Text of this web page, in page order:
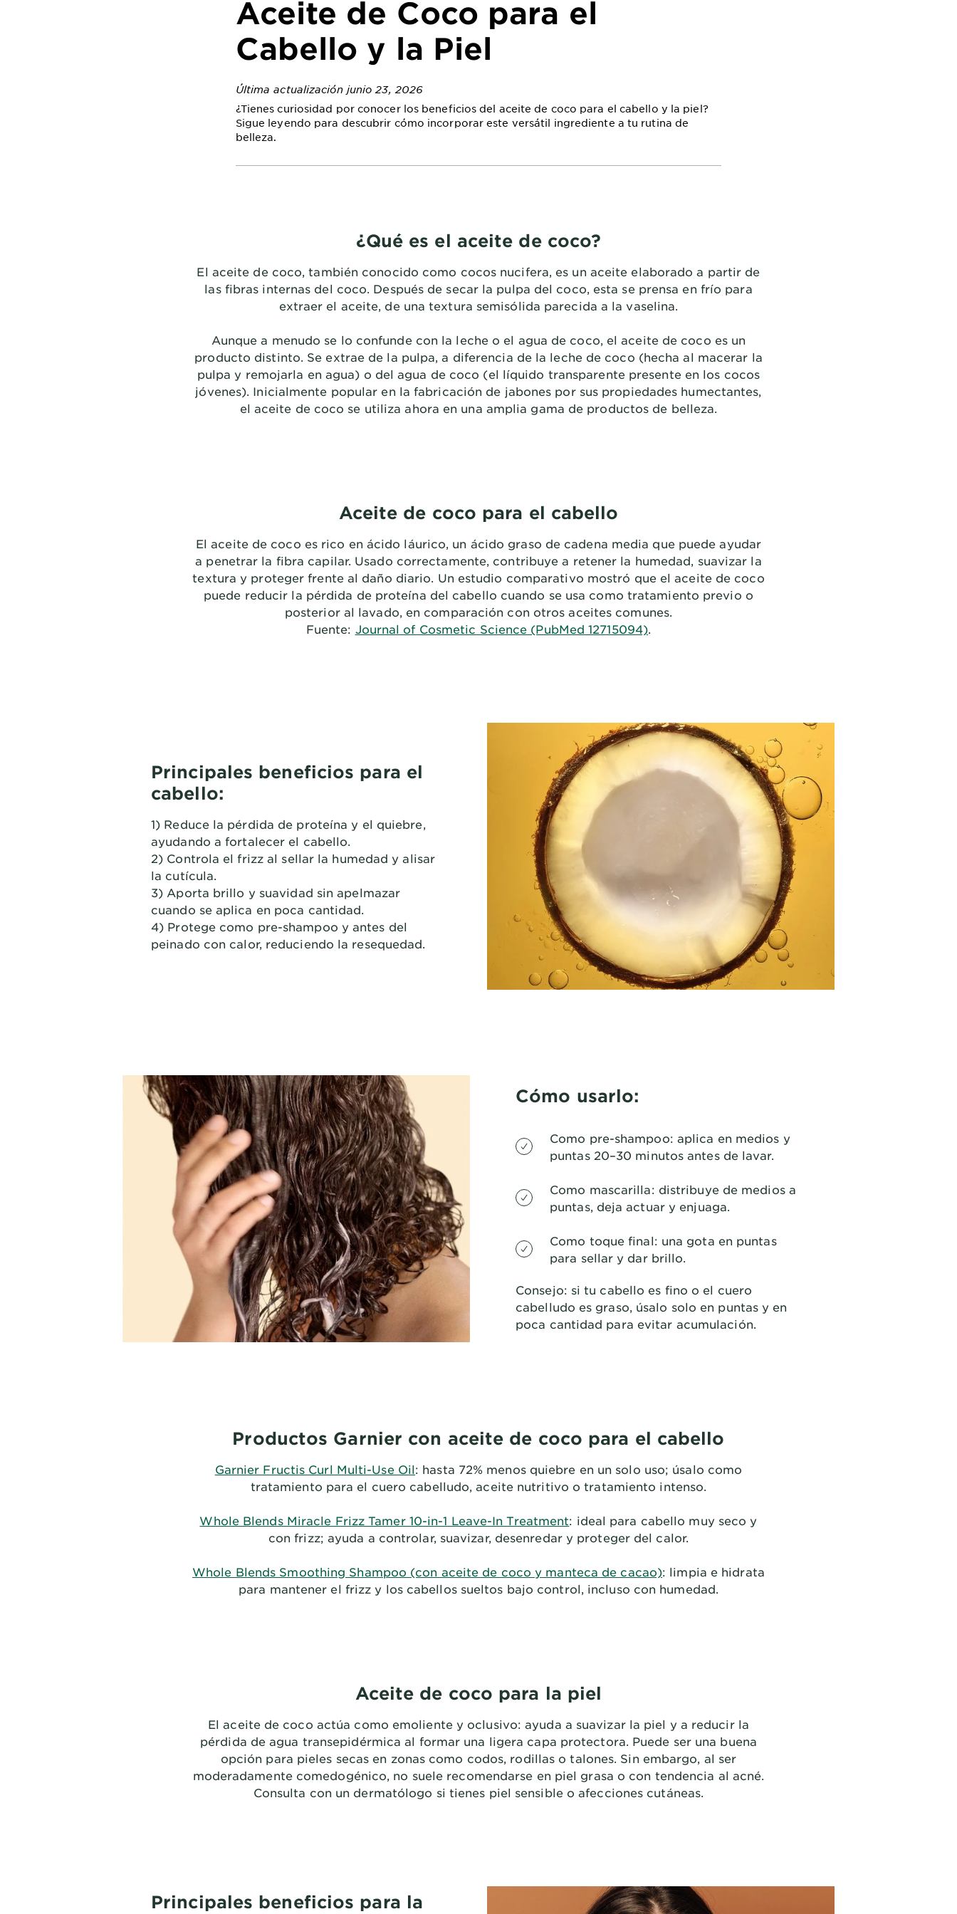
Aceite de Coco para el
Cabello y la Piel
Última actualización junio 23, 2026
¿Tienes curiosidad por conocer los beneficios del aceite de coco para el cabello y la piel?
Sigue leyendo para descubrir cómo incorporar este versátil ingrediente a tu rutina de
belleza.
¿Qué es el aceite de coco?
El aceite de coco, también conocido como cocos nucifera, es un aceite elaborado a partir de
las fibras internas del coco. Después de secar la pulpa del coco, esta se prensa en frío para
extraer el aceite, de una textura semisólida parecida a la vaselina.
Aunque a menudo se lo confunde con la leche o el agua de coco, el aceite de coco es un
producto distinto. Se extrae de la pulpa, a diferencia de la leche de coco (hecha al macerar la
pulpa y remojarla en agua) o del agua de coco (el líquido transparente presente en los cocos
jóvenes). Inicialmente popular en la fabricación de jabones por sus propiedades humectantes,
el aceite de coco se utiliza ahora en una amplia gama de productos de belleza.
Aceite de coco para el cabello
El aceite de coco es rico en ácido láurico, un ácido graso de cadena media que puede ayudar
a penetrar la fibra capilar. Usado correctamente, contribuye a retener la humedad, suavizar la
textura y proteger frente al daño diario. Un estudio comparativo mostró que el aceite de coco
puede reducir la pérdida de proteína del cabello cuando se usa como tratamiento previo o
posterior al lavado, en comparación con otros aceites comunes.
Fuente: Journal of Cosmetic Science (PubMed 12715094).
Principales beneficios para el
cabello:
1) Reduce la pérdida de proteína y el quiebre,
ayudando a fortalecer el cabello.
2) Controla el frizz al sellar la humedad y alisar
la cutícula.
3) Aporta brillo y suavidad sin apelmazar
cuando se aplica en poca cantidad.
4) Protege como pre-shampoo y antes del
peinado con calor, reduciendo la resequedad.
Cómo usarlo:
Como pre-shampoo: aplica en medios y
puntas 20–30 minutos antes de lavar.
Como mascarilla: distribuye de medios a
puntas, deja actuar y enjuaga.
Como toque final: una gota en puntas
para sellar y dar brillo.
Consejo: si tu cabello es fino o el cuero
cabelludo es graso, úsalo solo en puntas y en
poca cantidad para evitar acumulación.
Productos Garnier con aceite de coco para el cabello
Garnier Fructis Curl Multi-Use Oil: hasta 72% menos quiebre en un solo uso; úsalo como
tratamiento para el cuero cabelludo, aceite nutritivo o tratamiento intenso.
Whole Blends Miracle Frizz Tamer 10-in-1 Leave-In Treatment: ideal para cabello muy seco y
con frizz; ayuda a controlar, suavizar, desenredar y proteger del calor.
Whole Blends Smoothing Shampoo (con aceite de coco y manteca de cacao): limpia e hidrata
para mantener el frizz y los cabellos sueltos bajo control, incluso con humedad.
Aceite de coco para la piel
El aceite de coco actúa como emoliente y oclusivo: ayuda a suavizar la piel y a reducir la
pérdida de agua transepidérmica al formar una ligera capa protectora. Puede ser una buena
opción para pieles secas en zonas como codos, rodillas o talones. Sin embargo, al ser
moderadamente comedogénico, no suele recomendarse en piel grasa o con tendencia al acné.
Consulta con un dermatólogo si tienes piel sensible o afecciones cutáneas.
Principales beneficios para la